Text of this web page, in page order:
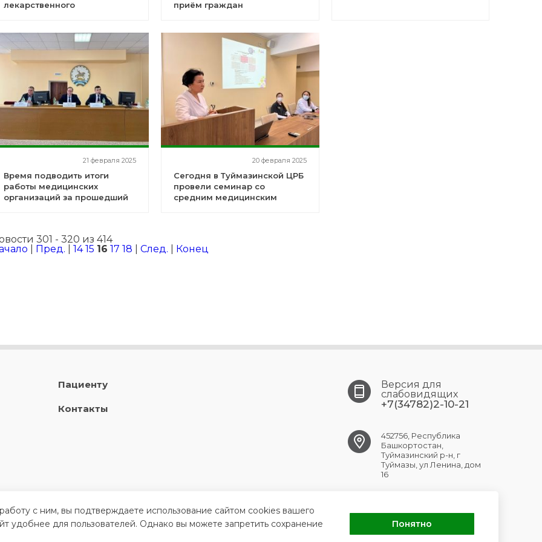
лекарственного
приём граждан
21 февраля 2025
Время подводить итоги
работы медицинских
организаций за прошедший
20 февраля 2025
Сегодня в Туймазинской ЦРБ
провели семинар со
средним медицинским
301 - 320 из 414
Пред. 14 15 16 17 18 След. Конец
Пациенту
Контакты
Версия для
слабовидящих
+7(34782)2-10-21
452756, Республика
Башкортостан,
Туймазинский р-н, г
Туймазы, ул Ленина, дом
16
с ним, вы подтверждаете использование сайтом cookies вашего
удобнее для пользователей. Однако вы можете запретить сохранение
Понятно